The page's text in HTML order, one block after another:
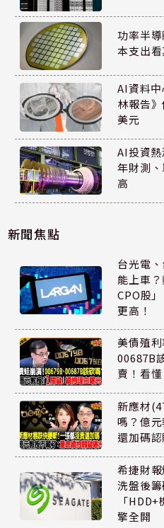
功率半
本支出
AI資料
林報告
美元
AI投資
年財測
高
新聞焦點
台光電
能上車
CPO股
更高！
美債殖
00687B
賣！看
新應材
嗎？億
還加碼
希捷財
洗盤後
「
擎全開